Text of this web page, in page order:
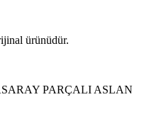
ürünüdür.
PARÇALI ASLAN